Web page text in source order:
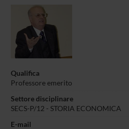
Qualifica
Professore emerito
Settore disciplinare
SECS-P/12 - STORIA ECONOMICA
E-mail